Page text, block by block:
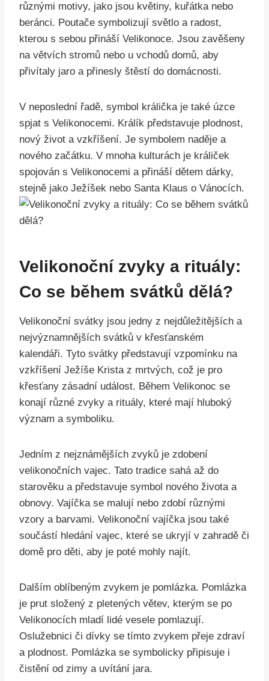
různými motivy, jako jsou květiny, kuřátka nebo
beránci. Poutače symbolizují světlo a radost,
kterou s sebou přináší Velikonoce. Jsou zavěšeny
na větvích stromů nebo u vchodů domů, aby
přivítaly jaro a přinesly štěstí do domácnosti.
V neposlední řadě, symbol králička je také úzce
spjat s Velikonocemi. Králík představuje plodnost,
nový život a vzkříšení. Je symbolem naděje a
nového začátku. V mnoha kulturách je králiček
spojován s Velikonocemi a přináší dětem dárky,
stejně jako Ježíšek nebo Santa Klaus o Vánocích.
Velikonoční zvyky a rituály:
Co se během svátků dělá?
Velikonoční svátky jsou jedny z nejdůležitějších a
nejvýznamnějších svátků v křesťanském
kalendáři. Tyto svátky představují vzpomínku na
vzkříšení Ježíše Krista z mrtvých, což je pro
křesťany zásadní událost. Během Velikonoc se
konají různé zvyky a rituály, které mají hluboký
význam a symboliku.
Jedním z nejznámějších zvyků je zdobení
velikonočních vajec. Tato tradice sahá až do
starověku a představuje symbol nového života a
obnovy. Vajíčka se malují nebo zdobí různými
vzory a barvami. Velikonoční vajíčka jsou také
součástí hledání vajec, které se ukryjí v zahradě či
domě pro děti, aby je poté mohly najít.
Dalším oblíbeným zvykem je pomlázka. Pomlázka
je prut složený z pletených větev, kterým se po
Velikonocích mladí lidé vesele pomlazují.
Oslužebnici či dívky se tímto zvykem přeje zdraví
a plodnost. Pomlázka se symbolicky připisuje i
čistění od zimy a uvítání jara.